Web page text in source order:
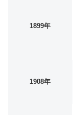
1899年
1908年